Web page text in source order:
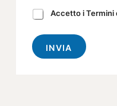
Accetto i Termini
INVIA